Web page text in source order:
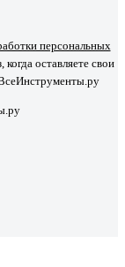
персональных
оставляете свои